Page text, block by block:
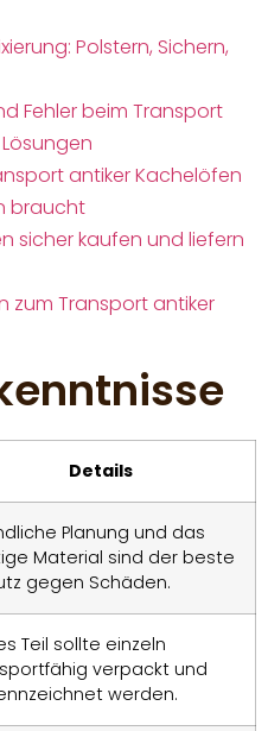
Polstern, Sichern,
Fehler beim Transport
antiker Kachelöfen
braucht
sicher kaufen und liefern
zum Transport antiker
Details
Planung und das
Material sind der beste
gegen Schäden.
Teil sollte einzeln
verpackt und
werden.